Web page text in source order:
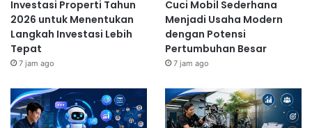
Investasi Properti Tahun
2026 untuk Menentukan
Langkah Investasi Lebih
Tepat
7 jam ago
Cuci Mobil Sederhana
Menjadi Usaha Modern
dengan Potensi
Pertumbuhan Besar
7 jam ago